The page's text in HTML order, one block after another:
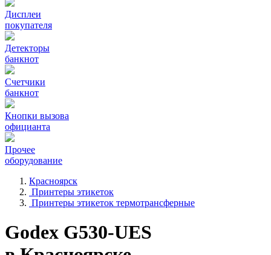
Дисплеи
покупателя
Детекторы
банкнот
Счетчики
банкнот
Кнопки вызова
официанта
Прочее
оборудование
Красноярск
Принтеры этикеток
Принтеры этикеток термотрансферные
Godex G530-UES